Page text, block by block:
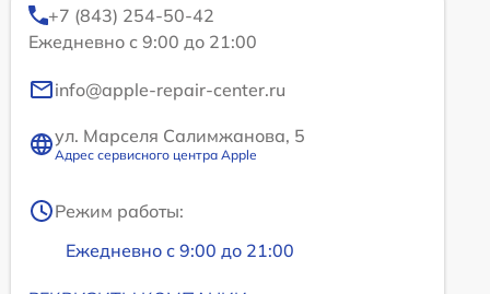
+7 (843) 254-50-42
Ежедневно с 9:00 до 21:00
info@apple-repair-center.ru
ул. Марселя Салимжанова, 5
Адрес сервисного центра Apple
Режим работы:
Ежедневно с 9:00 до 21:00